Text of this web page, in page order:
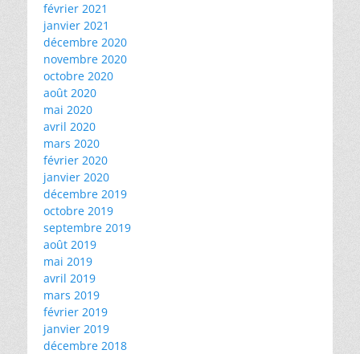
février 2021
janvier 2021
décembre 2020
novembre 2020
octobre 2020
août 2020
mai 2020
avril 2020
mars 2020
février 2020
janvier 2020
décembre 2019
octobre 2019
septembre 2019
août 2019
mai 2019
avril 2019
mars 2019
février 2019
janvier 2019
décembre 2018